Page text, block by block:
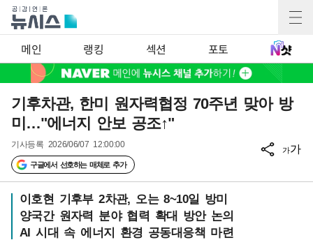
메인 랭킹 섹션 포토
기후차관, 한미 원자력협정 70주년 맞아 방
미…"에너지 안보 공조↑"
기사등록 2026/06/07 12:00:00
구글에서 선호하는 매체로 추가
가가
이호현 기후부 2차관, 오는 8~10일 방미
양국간 원자력 분야 협력 확대 방안 논의
AI 시대 속 에너지 환경 공동대응책 마련